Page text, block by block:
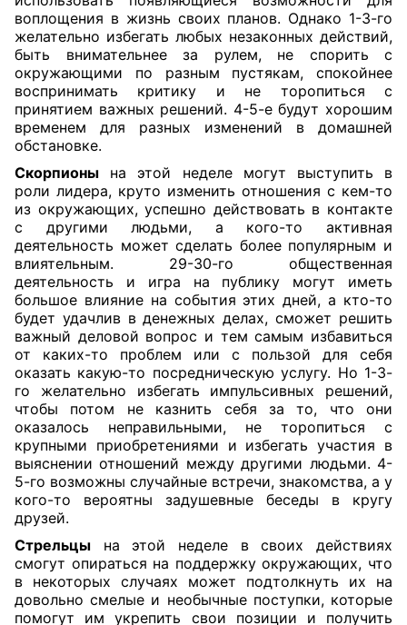
воплощения в жизнь своих планов. Однако 1-3-го
желательно избегать любых незаконных действий,
быть внимательнее за рулем, не спорить с
окружающими по разным пустякам, спокойнее
воспринимать критику и не торопиться с
принятием важных решений. 4-5-е будут хорошим
временем для разных изменений в домашней
обстановке.
Скорпионы на этой неделе могут выступить в
роли лидера, круто изменить отношения с кем-то
из окружающих, успешно действовать в контакте
с другими людьми, а кого-то активная
деятельность может сделать более популярным и
влиятельным. 29-30-го общественная
деятельность и игра на публику могут иметь
большое влияние на события этих дней, а кто-то
будет удачлив в денежных делах, сможет решить
важный деловой вопрос и тем самым избавиться
от каких-то проблем или с пользой для себя
оказать какую-то посредническую услугу. Но 1-3-
го желательно избегать импульсивных решений,
чтобы потом не казнить себя за то, что они
оказалось неправильными, не торопиться с
крупными приобретениями и избегать участия в
выяснении отношений между другими людьми. 4-
5-го возможны случайные встречи, знакомства, а у
кого-то вероятны задушевные беседы в кругу
друзей.
Стрельцы на этой неделе в своих действиях
смогут опираться на поддержку окружающих, что
в некоторых случаях может подтолкнуть их на
довольно смелые и необычные поступки, которые
помогут им укрепить свои позиции и получить